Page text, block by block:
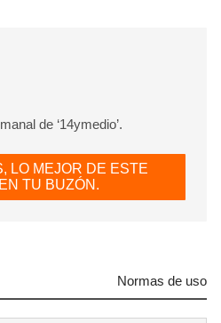
de ‘14ymedio’.
LO MEJOR DE ESTE
TU BUZÓN.
Normas de uso